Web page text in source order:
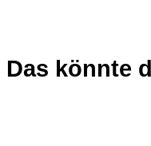
Das könnte